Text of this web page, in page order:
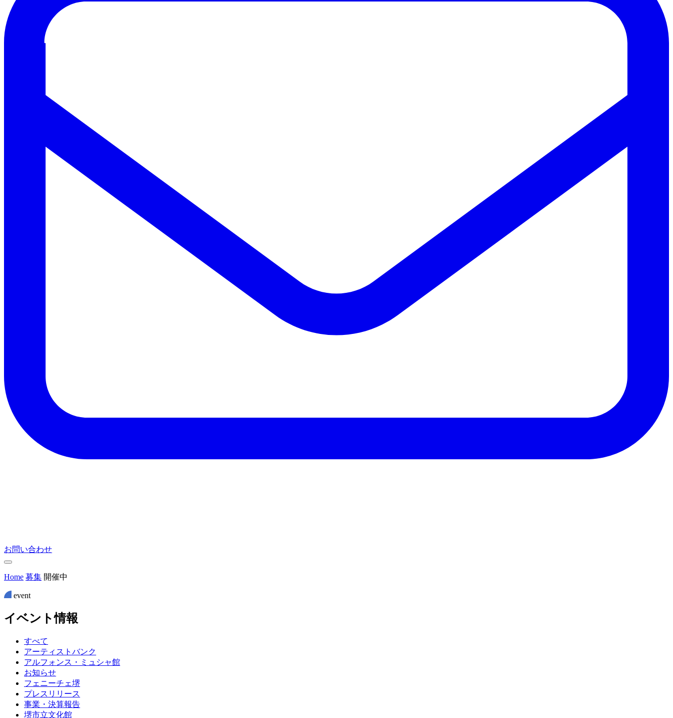
お問い合わせ
Home 募集 開催中
event
イベン ト情報
すべて
アーティストバンク
アルフォンス・ミュシャ館
お知らせ
フェニーチェ堺
プレスリリース
事業・決算報告
堺市立文化館